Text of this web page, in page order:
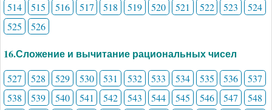
514
515 516 517 518 519 520 521 522 523
524
525
526
16.Сложение и вычитание рациональных чисел
527 528 529 530 531 532 533 534 535 536
537
538
539 540 541 542 543 544 545 546 547
548